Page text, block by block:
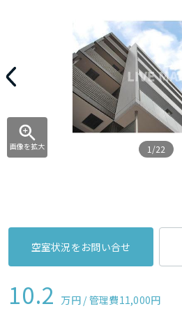
画像を拡大 1/22
空室状況をお問い合せ
10.2 万円 / 管理費11,000円